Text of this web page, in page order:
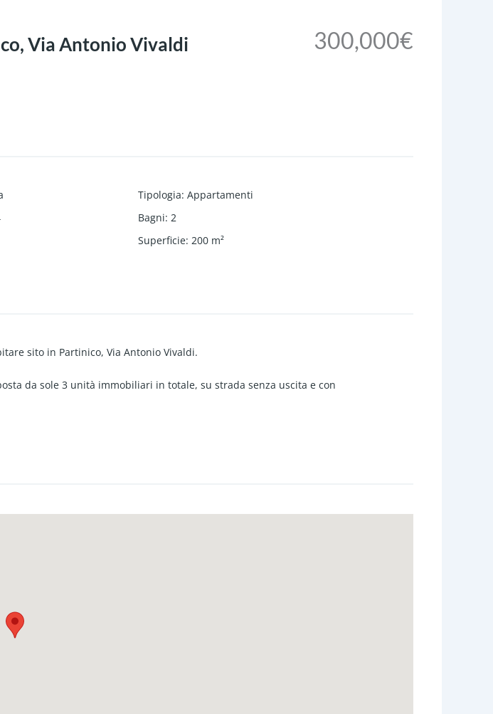
Via Antonio Vivaldi 300,000€
Tipologia: Appartamenti
Bagni: 2
Superficie: 200 m²
sito in Partinico, Via Antonio Vivaldi.
da sole 3 unità immobiliari in totale, su strada senza uscita e con
anch'essa compresa nel prezzo di richiesta.